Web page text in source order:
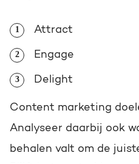
Attract
Engage
Delight
Content marketing
Analyseer daarbij ook
behalen valt om de